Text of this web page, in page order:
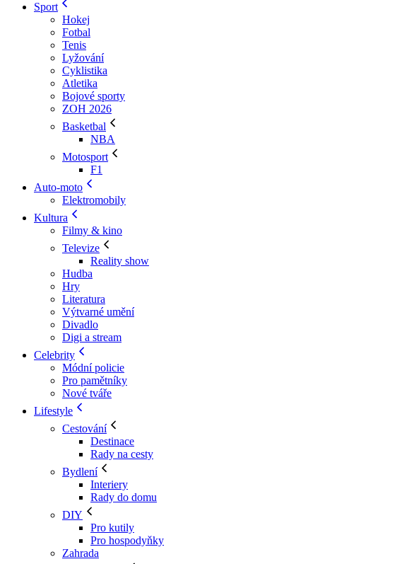
Sport
Hokej
Fotbal
Tenis
Lyžování
Cyklistika
Atletika
Bojové sporty
ZOH 2026
Basketbal
NBA
Motosport
F1
Auto-moto
Elektromobily
Kultura
Filmy & kino
Televize
Reality show
Hudba
Hry
Literatura
Výtvarné umění
Divadlo
Digi a stream
Celebrity
Módní policie
Pro pamětníky
Nové tváře
Lifestyle
Cestování
Destinace
Rady na cesty
Bydlení
Interiery
Rady do domu
DIY
Pro kutily
Pro hospodyňky
Zahrada